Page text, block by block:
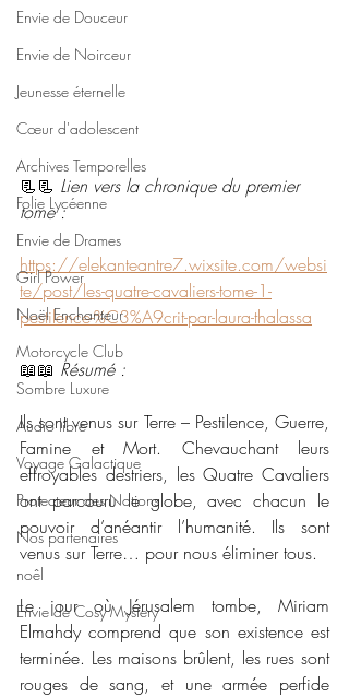
Envie de Douceur
Envie de Noirceur
Jeunesse éternelle
Cœur d'adolescent
Archives Temporelles
Folie Lycéenne
Envie de Drames
Girl Power
Noël Enchanteur
Motorcycle Club
Sombre Luxure
Audio libre
Voyage Galactique
Protecteur des Nations
Nos partenaires
noêl
Envie de Cosy Mystery
📃📃 Lien vers la chronique du premier
tome :
https://elekanteantre7.wixsite.com/websi
te/post/les-quatre-cavaliers-tome-1-
pestilence-%C3%A9crit-par-laura-thalassa
📖📖 Résumé :
Ils sont venus sur Terre – Pestilence, Guerre,
Famine et Mort. Chevauchant leurs
effroyables destriers, les Quatre Cavaliers
ont parcouru le globe, avec chacun le
pouvoir d’anéantir l’humanité. Ils sont
venus sur Terre… pour nous éliminer tous.
Le jour où Jérusalem tombe, Miriam
Elmahdy comprend que son existence est
terminée. Les maisons brûlent, les rues sont
rouges de sang, et une armée perfide